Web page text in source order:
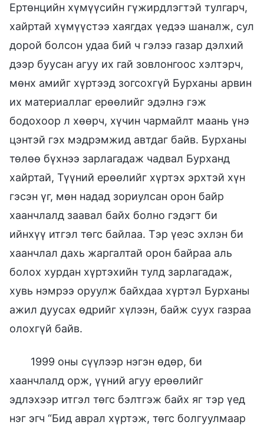
Ертөнцийн хүмүүсийн гүжирдлэгтэй тулгарч,
хайртай хүмүүстээ хаягдах үедээ шаналж, сул
дорой болсон удаа бий ч гэлээ газар дэлхий
дээр буусан агуу их гай зовлонгоос хэлтэрч,
мөнх амийг хүртээд зогсохгүй Бурханы арвин
их материаллаг ерөөлийг эдэлнэ гэж
бодохоор л хөөрч, хүчин чармайлт маань үнэ
цэнтэй гэх мэдрэмжид автдаг байв. Бурханы
төлөө бүхнээ зарлагадаж чадвал Бурханд
хайртай, Түүний ерөөлийг хүртэх эрхтэй хүн
гэсэн үг, мөн надад зориулсан орон байр
хаанчлалд заавал байх болно гэдэгт би
ийнхүү итгэл төгс байлаа. Тэр үеэс эхлэн би
хаанчлал дахь жаргалтай орон байраа аль
болох хурдан хүртэхийн тулд зарлагадаж,
хувь нэмрээ оруулж байхдаа хүртэл Бурханы
ажил дуусах өдрийг хүлээн, байж суух газраа
олохгүй байв.
1999 оны сүүлээр нэгэн өдөр, би
хаанчлалд орж, үүний агуу ерөөлийг
эдлэхээр итгэл төгс бэлтгэж байх яг тэр үед
нэг эгч “Бид аврал хүртэж, төгс болгуулмаар